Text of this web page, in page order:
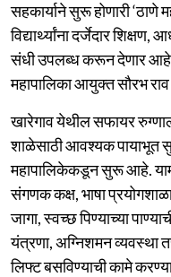
सहकार्याने सुरू होणारी ‘ठाणे
विद्यार्थ्यांना दर्जेदार
संधी उपलब्ध करून देणार आहे.
महापालिका आयुक्त सौरभ
खारेगाव येथील सफायर
शाळेसाठी आवश्यक पायाभूत
महापालिकेकडून सुरू आहे.
संगणक कक्ष, भाषा
जागा, स्वच्छ पिण्याच्या
यंत्रणा, अग्निशमन व्यवस्था
लिफ्ट बसविण्याची कामे